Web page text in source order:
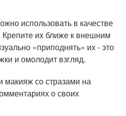
использовать в качестве
их ближе к внешним
«приподнять» их - это
и омолодит взгляд.
макияж со стразами на
о своих